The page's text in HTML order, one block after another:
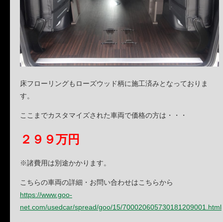
床フローリングもローズウッド柄に施工済みとなっておりま
す。
ここまでカスタマイズされた車両で価格の方は・・・
２９９万円
※諸費用は別途かかります。
こちらの車両の詳細・お問い合わせはこちらから
https://www.goo-
net.com/usedcar/spread/goo/15/700020605730181209001.html